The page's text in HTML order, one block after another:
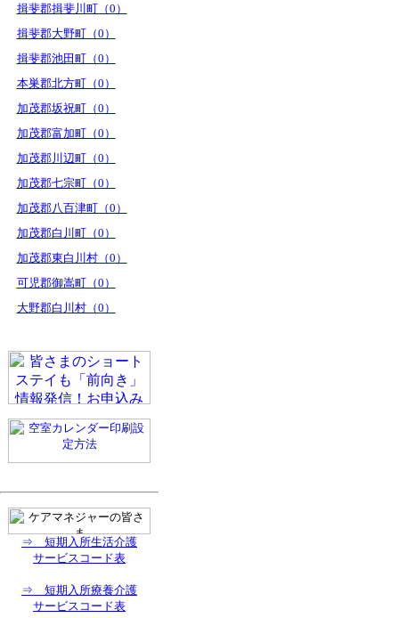
揖斐郡揖斐川町（0）
揖斐郡大野町（0）
揖斐郡池田町（0）
本巣郡北方町（0）
加茂郡坂祝町（0）
加茂郡富加町（0）
加茂郡川辺町（0）
加茂郡七宗町（0）
加茂郡八百津町（0）
加茂郡白川町（0）
加茂郡東白川村（0）
可児郡御嵩町（0）
大野郡白川村（0）
⇒ 短期入所生活介護
サービスコード表
⇒ 短期入所療養介護
サービスコード表